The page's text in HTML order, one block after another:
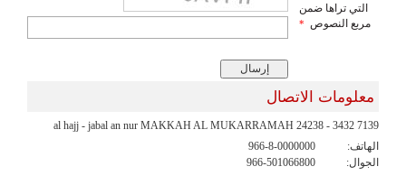
التي تراها ضمن
مربع النصوص *
معلومات الاتصال
7139 al hajj - jabal an nur MAKKAH AL MUKARRAMAH 24238 - 3432
الهاتف:
966-8-0000000
الجوال:
966-501066800